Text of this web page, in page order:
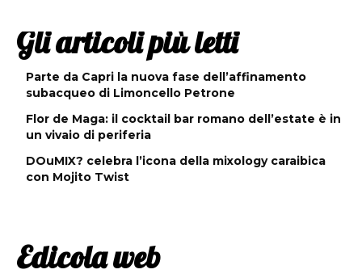
Gli articoli più letti
Parte da Capri la nuova fase dell’affinamento
subacqueo di Limoncello Petrone
Flor de Maga: il cocktail bar romano dell’estate è in
un vivaio di periferia
DOuMIX? celebra l’icona della mixology caraibica
con Mojito Twist
Edicola web